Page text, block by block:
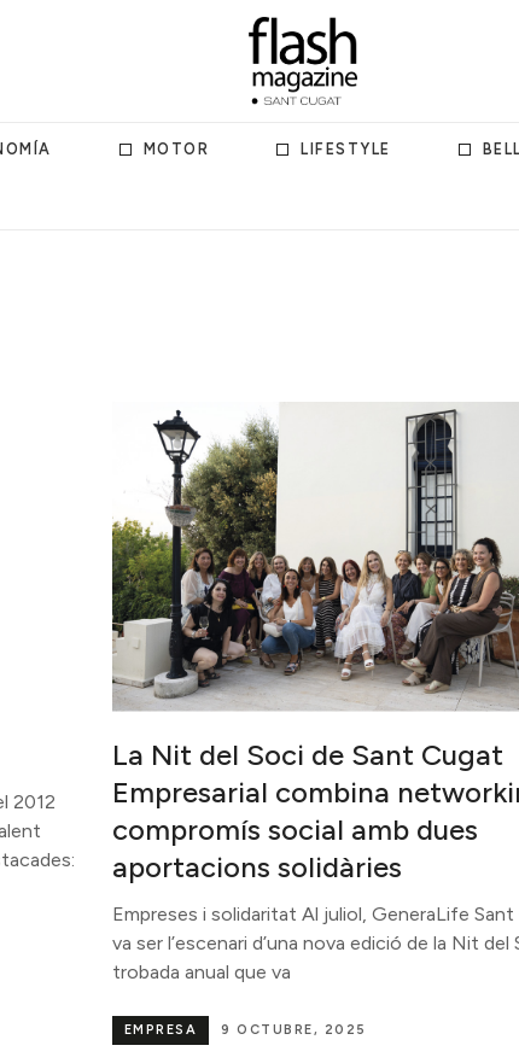
MOTOR LIFESTYLE
2012
La Nit del Soci de Sant Cugat
Empresarial combina
compromís social amb dues
aportacions solidàries
Empreses i solidaritat Al juliol, GeneraLife
va ser l’escenari d’una nova edició de la Nit del
trobada anual que va
9 OCTUBRE, 2025
EMPRESA